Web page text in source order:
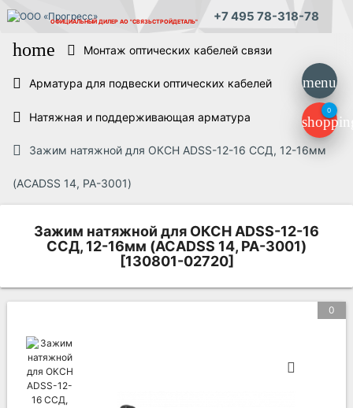
ОФИЦИАЛЬНЫЙ ДИЛЕР АО "СВЯЗЬСТРОЙДЕТАЛЬ" +7 495 78-318-78
menu
0
home Монтаж оптических кабелей связи
Арматура для подвески оптических кабелей
Натяжная и поддерживающая арматура
Зажим натяжной для ОКСН ADSS-12-16 ССД, 12-16мм
(ACADSS 14, PA-3001)
Зажим натяжной для ОКСН ADSS-12-16
ССД, 12-16мм (ACADSS 14, PA-3001)
[130801-02720]
0